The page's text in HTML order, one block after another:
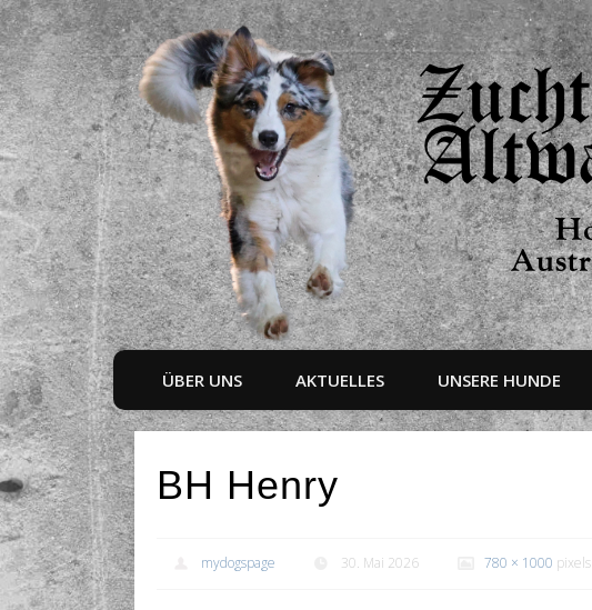
ÜBER UNS AKTUELLES UNSERE HUNDE
BH Henry
mydogspage 30. Mai 2026 780 × 1000 pixels